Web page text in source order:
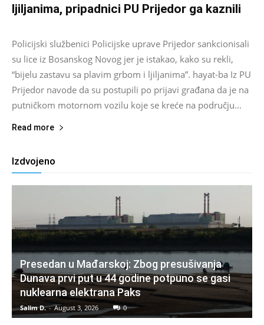
ljiljanima, pripadnici PU Prijedor ga kaznili
Salim D. - August 7, 2026
Policijski službenici Policijske uprave Prijedor sankcionisali
su lice iz Bosanskog Novog jer je istakao, kako su rekli,
“bijelu zastavu sa plavim grbom i ljiljanima”. hayat-ba Iz PU
Prijedor navode da su postupili po prijavi građana da je na
putničkom motornom vozilu koje se kreće na području...
Read more
Izdvojeno
Presedan u Mađarskoj: Zbog presušivanja
Dunava prvi put u 44 godine potpuno se gasi
nuklearna elektrana Paks
Salim D. - August 3, 2026 0